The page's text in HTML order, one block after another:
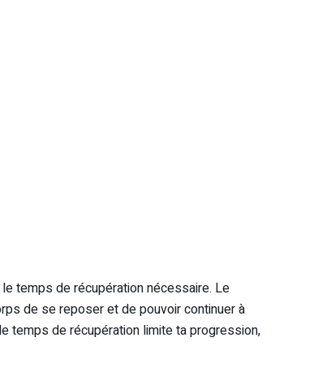
temps de récupération nécessaire. Le
de se reposer et de pouvoir continuer à
temps de récupération limite ta progression,